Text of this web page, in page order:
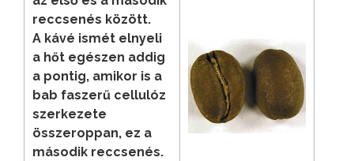
reccsenés között.
A kávé ismét elnyeli
a hőt egészen addig
a pontig, amikor is a
bab faszerű cellulóz
szerkezete
összeroppan, ez a
második reccsenés.